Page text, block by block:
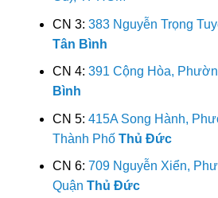
CN 3: 383 Nguyễn Trọng
Tân Bình
CN 4: 391 Cộng Hòa,
Bình
CN 5: 415A Song Hành,
Thành Phố Thủ Đức
CN 6: 709 Nguyễn Xiển,
Quận Thủ Đức